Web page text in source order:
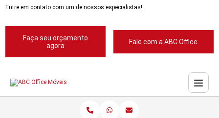
Entre em contato com um de nossos especialistas!
Faça seu orçamento
agora
Fale com a ABC Office